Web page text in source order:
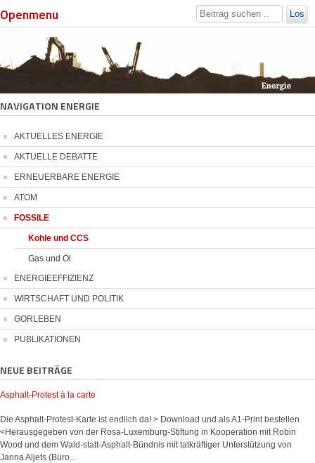
Openmenu Los
NAVIGATION ENERGIE
AKTUELLES ENERGIE
AKTUELLE DEBATTE
ERNEUERBARE ENERGIE
ATOM
FOSSILE
Kohle und CCS
Gas und Öl
ENERGIEEFFIZIENZ
WIRTSCHAFT UND POLITIK
GORLEBEN
PUBLIKATIONEN
NEUE BEITRÄGE
Asphalt-Protest à la carte
Die Asphalt-Protest-Karte ist endlich da! > Download und als A1-Print bestellen
<Herausgegeben von der Rosa-Luxemburg-Stiftung in Kooperation mit Robin
Wood und dem Wald-statt-Asphalt-Bündnis mit tatkräftiger Unterstützung von
Janna Aljets (Büro...